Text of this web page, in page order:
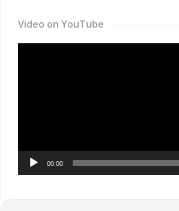
Video on YouTube
00:00